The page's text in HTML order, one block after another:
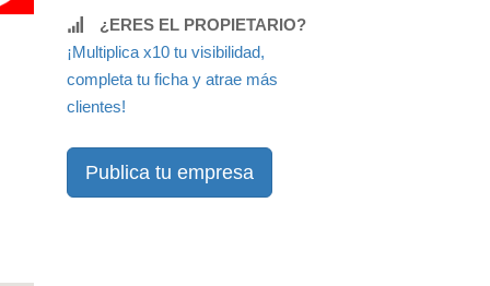
¿ERES EL PROPIETARIO?
¡Multiplica x10 tu visibilidad,
completa tu ficha y atrae más
clientes!
Publica tu empresa